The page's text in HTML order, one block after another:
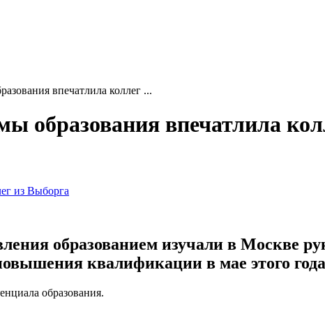
впечатлила коллег ...
образования впечатлила
образованием изучали в Москве
квалификации в мае этого года
образования.